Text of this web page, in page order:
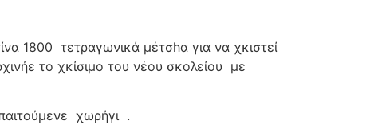
1800 τετραγωνικά μέτσhα για να χκιστεί
το χκίσιμο του νέου σκολείου με
χωρήγι .